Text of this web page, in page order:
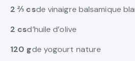
2 ⅔ csde vinaigre balsamique
2 csd’huile d’olive
120 gde yogourt nature